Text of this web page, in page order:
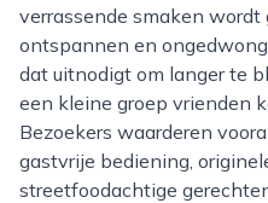
verrassende smaken wordt
ontspannen en
dat uitnodigt om langer te
een kleine groep vrienden
Bezoekers waarderen
gastvrije bediening,
streetfoodachtige